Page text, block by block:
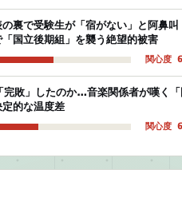
裏で受験生が「宿がない」と阿鼻叫
国立後期組」を襲う絶望的被害
関心度
完敗」したのか…音楽関係者が嘆く
的な温度差
関心度